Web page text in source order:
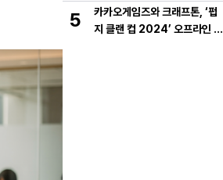
모 퍼레이드
5
카카오게임즈와 크래프톤, ‘펍
지 클랜 컵 2024’ 오프라인 결